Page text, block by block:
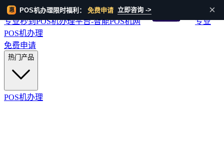
惠 POS机办理限时福利： 免费申请 立即咨询 -> ×
专业秒到POS机办理平台-智能POS机网
专业
POS机办理
免费申请
热门产品
POS机办理